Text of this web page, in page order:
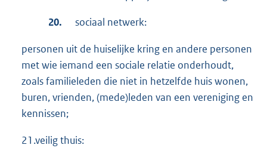
20. sociaal netwerk:
personen uit de huiselijke kring en andere personen
met wie iemand een sociale relatie onderhoudt,
zoals familieleden die niet in hetzelfde huis wonen,
buren, vrienden, (mede)leden van een vereniging en
kennissen;
21.veilig thuis: